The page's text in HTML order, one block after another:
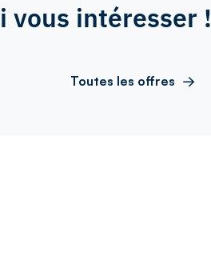
vous intéresser !
Toutes les offres